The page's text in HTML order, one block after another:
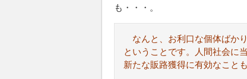
も・・・。
なんと、お利口な個体ばか
ということです。人間社会に
新たな販路獲得に有効なこと